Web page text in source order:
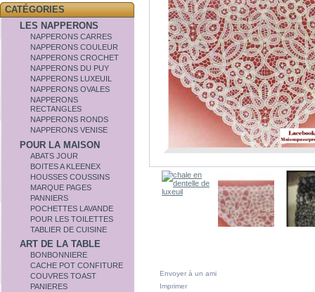
CATÉGORIES
LES NAPPERONS
NAPPERONS CARRES
NAPPERONS COULEUR
NAPPERONS CROCHET
NAPPERONS DU PUY
NAPPERONS LUXEUIL
NAPPERONS OVALES
NAPPERONS
RECTANGLES
NAPPERONS RONDS
NAPPERONS VENISE
POUR LA MAISON
ABATS JOUR
BOITES A KLEENEX
HOUSSES COUSSINS
MARQUE PAGES
PANNIERS
POCHETTES LAVANDE
POUR LES TOILETTES
TABLIER DE CUISINE
ART DE LA TABLE
BONBONNIERE
CACHE POT CONFITURE
COUVRES TOAST
PANIERES
Envoyer à un ami
Imprimer